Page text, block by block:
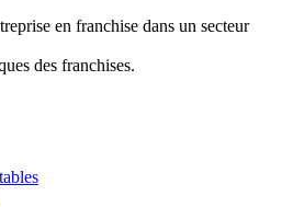
en franchise dans un secteur
des franchises.